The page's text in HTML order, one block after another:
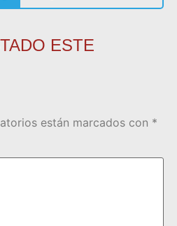
ESTE
están marcados con *